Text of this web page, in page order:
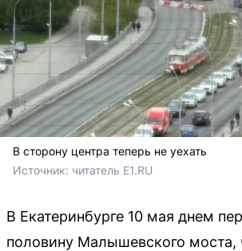
В сторону центра теперь не уехать
Источник: читатель E1.RU
В Екатеринбурге 10 мая днем
половину Малышевского моста,